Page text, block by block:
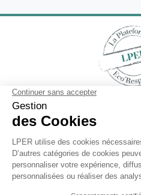
Contactez-nous
En savoir plus
Lettre d'informations